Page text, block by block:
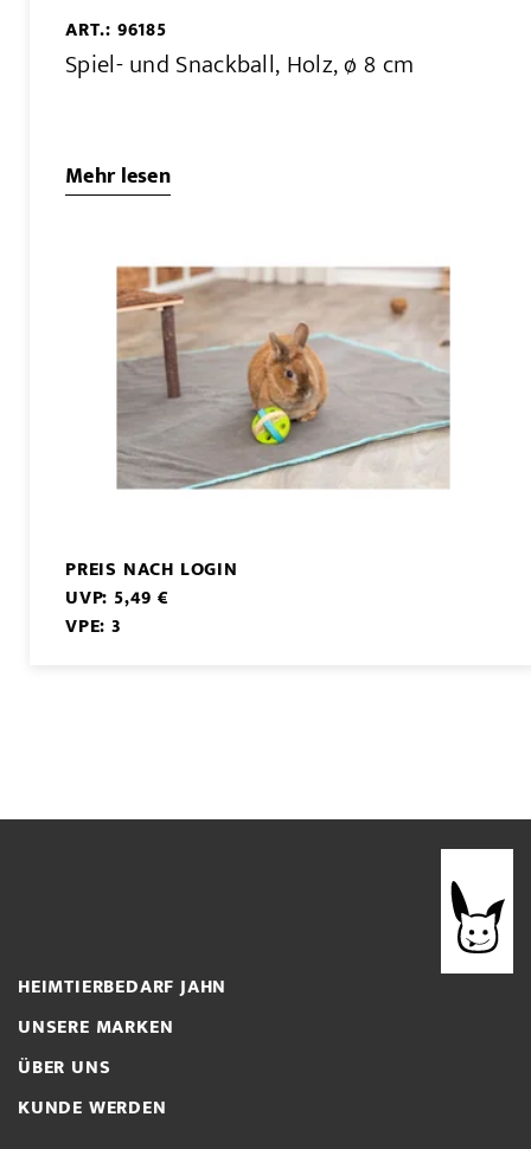
ART.: 96185
Spiel- und Snackball, Holz, ø 8 cm
Mehr lesen
PREIS NACH LOGIN
UVP: 5,49 €
VPE: 3
HEIMTIERBEDARF JAHN
UNSERE MARKEN
ÜBER UNS
KUNDE WERDEN